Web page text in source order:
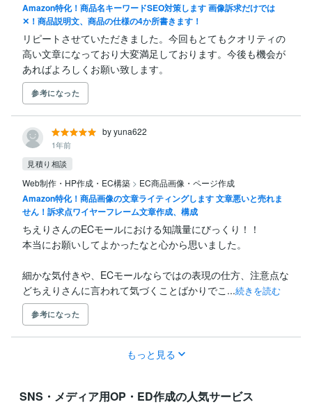
Amazon特化！商品名キーワードSEO対策します 画像訴求だけでは
✕！商品説明文、商品の仕様の4か所書きます！
リピートさせていただきました。今回もとてもクオリティの
高い文章になっており大変満足しております。今後も機会が
あればよろしくお願い致します。
参考になった
by yuna622
1年前
見積り相談
Web制作・HP作成・EC構築 > EC商品画像・ページ作成
Amazon特化！商品画像の文章ライティングします 文章悪いと売れま
せん！訴求点ワイヤーフレーム文章作成、構成
ちえりさんのECモールにおける知識量にびっくり！！
本当にお願いしてよかったなと心から思いました。
細かな気付きや、ECモールならではの表現の仕方、注意点な
どちえりさんに言われて気づくことばかりでこ...続きを読む
参考になった
もっと見る
SNS・メディア用OP・ED作成の人気サービス